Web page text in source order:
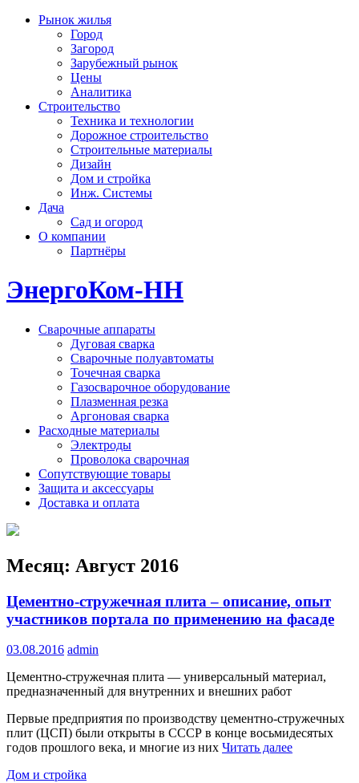
Рынок жилья
Город
Загород
Зарубежный рынок
Цены
Аналитика
Строительство
Техника и технологии
Дорожное строительство
Строительные материалы
Дизайн
Дом и стройка
Инж. Системы
Дача
Сад и огород
О компании
Партнёры
ЭнергоКом-НН
Сварочные аппараты
Дуговая сварка
Сварочные полуавтоматы
Точечная сварка
Газосварочное оборудование
Плазменная резка
Аргоновая сварка
Расходные материалы
Электроды
Проволока сварочная
Сопутствующие товары
Защита и аксессуары
Доставка и оплата
Месяц: Август 2016
Цементно-стружечная плита – описание, опыт
участников портала по применению на фасаде
03.08.2016 admin
Цементно-стружечная плита — универсальный материал,
предназначенный для внутренних и внешних работ
Первые предприятия по производству цементно-стружечных
плит (ЦСП) были открыты в СССР в конце восьмидесятых
годов прошлого века, и многие из них Читать далее
Дом и стройка